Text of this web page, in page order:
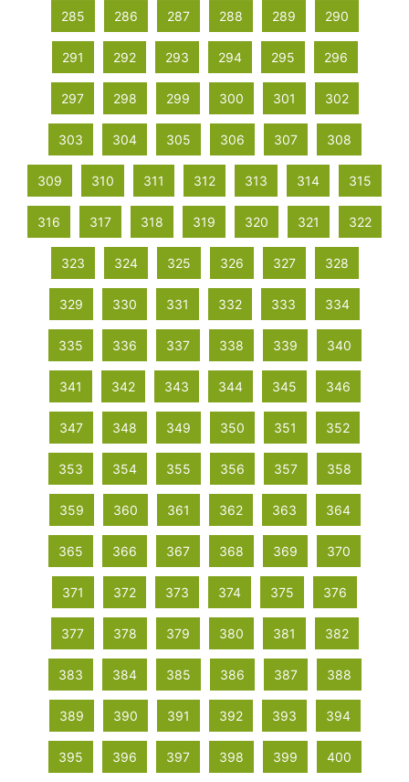
285 286 287 288 289 290
291 292 293 294 295 296
297 298 299 300 301 302
303 304 305 306 307 308
309 310 311 312 313 314 315
316 317 318 319 320 321 322
323 324 325 326 327 328
329 330 331 332 333 334
335 336 337 338 339 340
341 342 343 344 345 346
347 348 349 350 351 352
353 354 355 356 357 358
359 360 361 362 363 364
365 366 367 368 369 370
371 372 373 374 375 376
377 378 379 380 381 382
383 384 385 386 387 388
389 390 391 392 393 394
395 396 397 398 399 400